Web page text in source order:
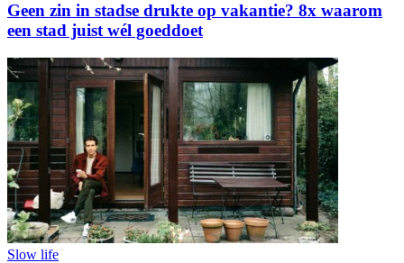
Geen zin in stadse drukte op vakantie? 8x waarom
een stad juist wél goeddoet
Slow life